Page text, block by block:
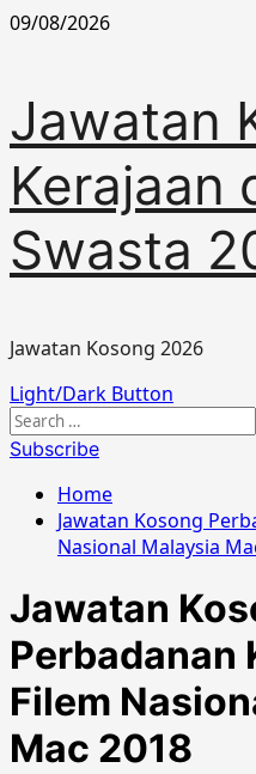
Skip
09/08/2026
Jawatan
Kerajaan
Swasta
Jawatan Kosong 2026
Primary
Menu
Light/Dark Button
Search
for:
Subscribe
Home
Jawatan Kosong
Nasional Malaysia
Jawatan
Perbadanan
Filem
Mac 2018